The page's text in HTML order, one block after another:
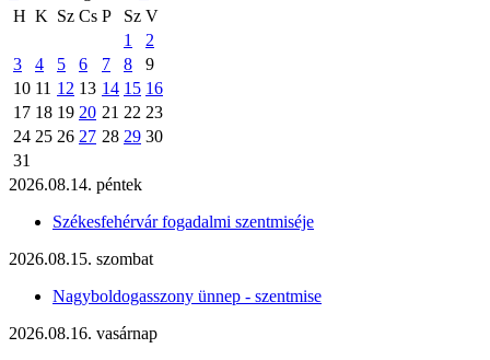
H K Sz Cs P Sz V
1
2
3
4 5 6 7 8
9
10 11 12 13 14 15 16
17 18 19 20 21 22 23
24 25 26 27 28 29 30
31
2026.08.14. péntek
Székesfehérvár fogadalmi szentmiséje
2026.08.15. szombat
Nagyboldogasszony ünnep - szentmise
2026.08.16. vasárnap